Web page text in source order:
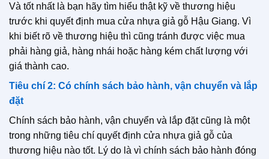
Và tốt nhất là bạn hãy tìm hiểu thật kỹ về thương hiệu
trước khi quyết định mua cửa nhựa giả gỗ Hậu Giang. Vì
khi biết rõ về thương hiệu thì cũng tránh được việc mua
phải hàng giả, hàng nhái hoặc hàng kém chất lượng với
giá thành cao.
Tiêu chí 2: Có chính sách bảo hành, vận chuyển và lắp
đặt
Chính sách bảo hành, vận chuyển và lắp đặt cũng là một
trong những tiêu chí quyết định cửa nhựa giả gỗ của
thương hiệu nào tốt. Lý do là vì chính sách bảo hành đóng